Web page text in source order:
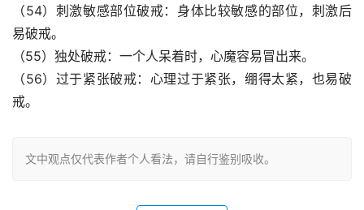
（54）刺激敏感部位破戒：身体比较敏感的部位，刺激后
易破戒。
（55）独处破戒：一个人呆着时，心魔容易冒出来。
（56）过于紧张破戒：心理过于紧张，绷得太紧，也易破
戒。
文中观点仅代表作者个人看法，请自行鉴别吸收。